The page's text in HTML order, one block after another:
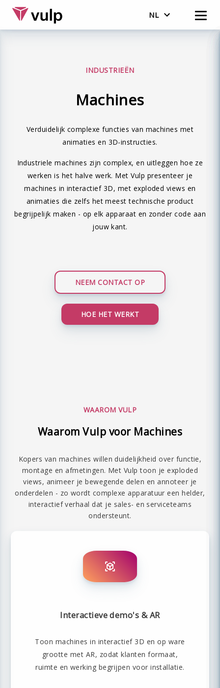
NL
INDUSTRIEËN
Machines
Verduidelijk complexe functies van machines met
animaties en 3D-instructies.
Industriele machines zijn complex, en uitleggen hoe ze
werken is het halve werk. Met Vulp presenteer je
machines in interactief 3D, met exploded views en
animaties die zelfs het meest technische product
begrijpelijk maken - op elk apparaat en zonder code aan
jouw kant.
NEEM CONTACT OP
HOE HET WERKT
WAAROM VULP
Waarom Vulp voor Machines
Kopers van machines willen duidelijkheid over functie,
montage en afmetingen. Met Vulp toon je exploded
views, animeer je bewegende delen en annoteer je
onderdelen - zo wordt complexe apparatuur een helder,
interactief verhaal dat je sales- en serviceteams
ondersteunt.
Interactieve demo's & AR
Toon machines in interactief 3D en op ware
grootte met AR, zodat klanten formaat,
ruimte en werking begrijpen voor installatie.